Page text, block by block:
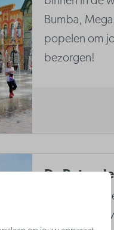
Bumba,
popelen om
bezorgen!
De Rotonde
Of je nu gek
Westende